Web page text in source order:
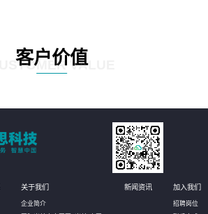
客户价值VALUE
关于我们
企业简介
新闻资讯 加入我们
招聘岗位